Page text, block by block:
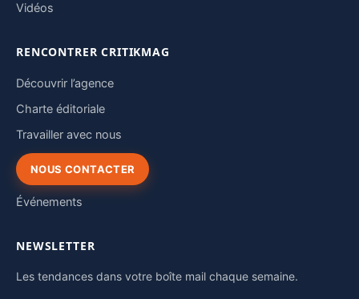
Vidéos
RENCONTRER CRITIKMAG
Découvrir l’agence
Charte éditoriale
Travailler avec nous
NOUS CONTACTER
Événements
NEWSLETTER
Les tendances dans votre boîte mail chaque semaine.